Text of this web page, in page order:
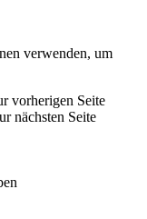
verwenden, um
vorherigen Seite
nächsten Seite